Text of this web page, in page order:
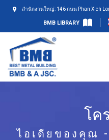
สำนักงานใหญ่: 146 ถนน Phan Xich
BMB LIBRARY
โค
ไอเดียของคุณ